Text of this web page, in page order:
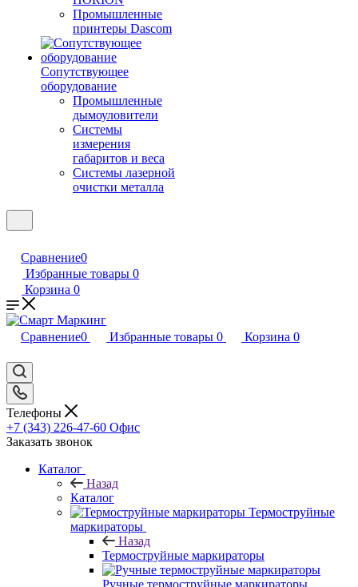
Промышленные
принтеры Dascom
Сопутствующее
оборудование
Промышленные
дымоуловители
Системы
измерения
габаритов и веса
Системы лазерной
очистки металла
Сравнение0
Избранные товары 0
Корзина 0
Сравнение0 Избранные товары 0 Корзина 0
Телефоны
+7 (343) 226-47-60 Офис
Заказать звонок
Каталог
Назад
Каталог
Термоструйные
маркираторы
Назад
Термоструйные маркираторы
Ручные термоструйные маркираторы